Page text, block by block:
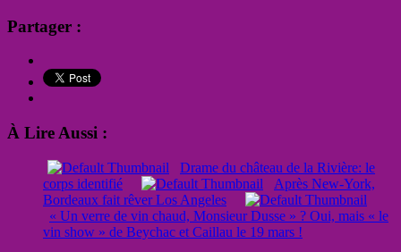
Partager :
À Lire Aussi :
Drame du château de la Rivière: le
corps identifié
Après New-York,
Bordeaux fait rêver Los Angeles
« Un verre de vin chaud, Monsieur Dusse » ? Oui, mais « le
vin show » de Beychac et Caillau le 19 mars !